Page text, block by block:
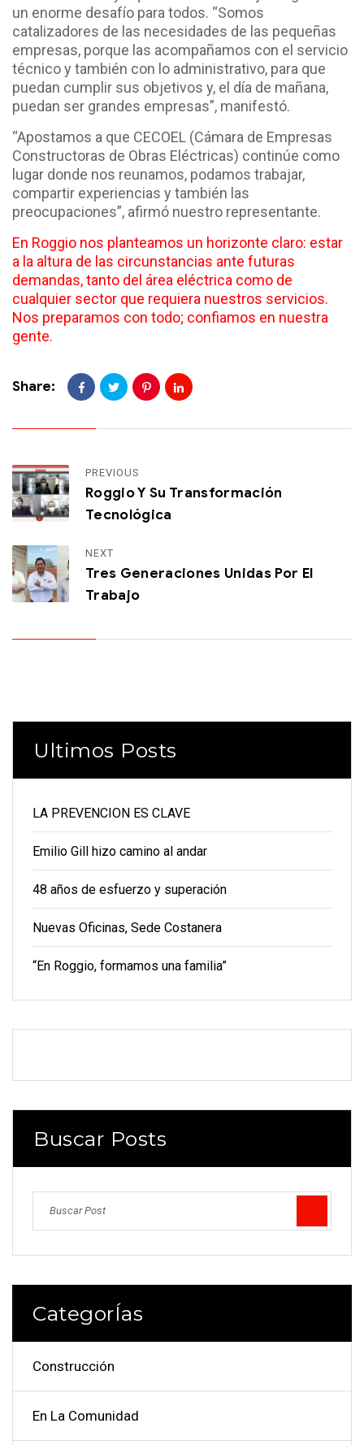
un enorme desafío para todos. “Somos
catalizadores de las necesidades de las pequeñas
empresas, porque las acompañamos con el servicio
técnico y también con lo administrativo, para que
puedan cumplir sus objetivos y, el día de mañana,
puedan ser grandes empresas”, manifestó.
“Apostamos a que CECOEL (Cámara de Empresas
Constructoras de Obras Eléctricas) continúe como
lugar donde nos reunamos, podamos trabajar,
compartir experiencias y también las
preocupaciones”, afirmó nuestro representante.
En Roggio nos planteamos un horizonte claro: estar
a la altura de las circunstancias ante futuras
demandas, tanto del área eléctrica como de
cualquier sector que requiera nuestros servicios.
Nos preparamos con todo; confiamos en nuestra
gente.
Share:
PREVIOUS
Roggio Y Su Transformación
Tecnológica
NEXT
Tres Generaciones Unidas Por El
Trabajo
Ultimos Posts
LA PREVENCION ES CLAVE
Emilio Gill hizo camino al andar
48 años de esfuerzo y superación
Nuevas Oficinas, Sede Costanera
“En Roggio, formamos una familia”
Buscar Posts
CategorÍas
Construcción
En La Comunidad